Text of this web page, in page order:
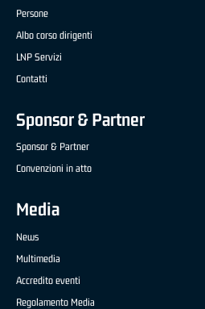
Persone
Albo corso dirigenti
LNP Servizi
Contatti
Sponsor & Partner
Sponsor & Partner
Convenzioni in atto
Media
News
Multimedia
Accredito eventi
Regolamento Media